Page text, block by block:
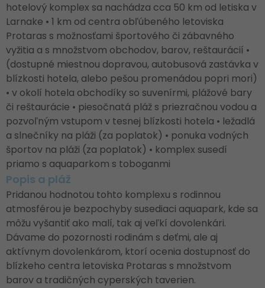
hotelový komplex sa nachádza cca 50 km od letiska v
Larnake • 1 km od centra obľúbeného letoviska
Protaras s možnosťami športového či zábavného
vyžitia a s množstvom obchodov, barov, reštaurácií •
(dostupné miestnou dopravou, autobusová zastávka v
blízkosti hotela, alebo pešou promenádou popri mori)
• v okolí hotela obchodíky so suvenírmi, plážové bary
či reštaurácie • piesočnatá pláž s priezračnou vodou a
pozvoľným vstupom v tesnej blízkosti hotela • ležadlá
a slnečníky na pláži (za poplatok) • ponuka vodných
športov na pláži (za poplatok) • komplex susedí
priamo s aquaparkom s toboganmi
Popis a pláž
Pridanou hodnotou tohto komplexu s rodinnou
atmosférou je bezpochyby susediaci aquapark, kde sa
môžu vyšantiť ako malí, tak aj veľkí dovolenkári.
Dávame do pozornosti rodinám s deťmi, ale aj
aktívnym dovolenkárom, ktorí ocenia dostupnosť do
blízkeho centra letoviska Protaras s množstvom
barov a tradičných cyperských taverien.